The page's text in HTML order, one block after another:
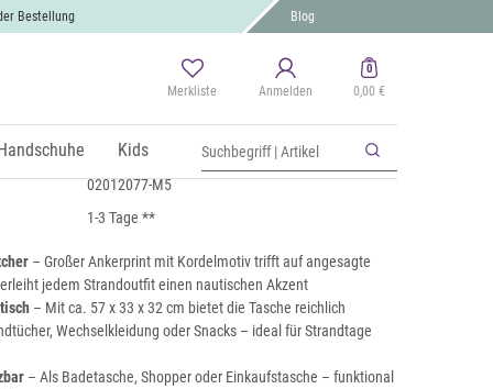
Bestellung Blog
Merkliste Anmelden
0
0,00 €
Kids
mit Anker Print
MwSt., zzgl.Versand
02012077-M5
1-3 Tage **
– Großer Ankerprint mit Kordelmotiv trifft auf angesagte
jedem Strandoutfit einen nautischen Akzent
– Mit ca. 57 x 33 x 32 cm bietet die Tasche reichlich
Wechselkleidung oder Snacks – ideal für Strandtage
– Als Badetasche, Shopper oder Einkaufstasche – funktional